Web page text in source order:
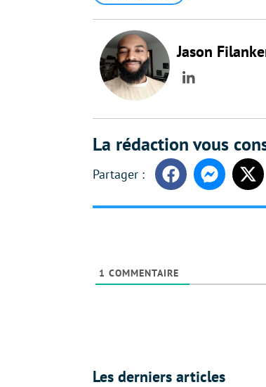
Jason
LinkedIn
La rédaction vous
FacebookMessenger
1 COMMENTAIRE
Les derniers articles